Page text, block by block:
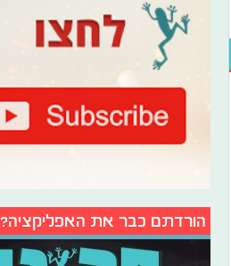
הורדתם כבר את האפליקציה?